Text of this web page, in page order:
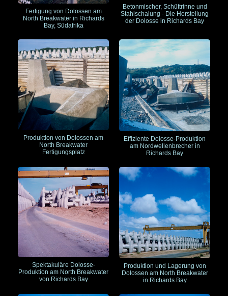
Fertigung von Dolossen am
North Breakwater in Richards
Bay, Südafrika
Betonmischer, Schüttrinne und
Stahlschalung - Die Herstellung
der Dolosse in Richards Bay
Produktion von Dolossen am
North Breakwater
Fertigungsplatz
Effiziente Dolosse-Produktion
am Nordwellenbrecher in
Richards Bay
Spektakuläre Dolosse-
Produktion am North Breakwater
von Richards Bay
Produktion und Lagerung von
Dolossen am North Breakwater
in Richards Bay